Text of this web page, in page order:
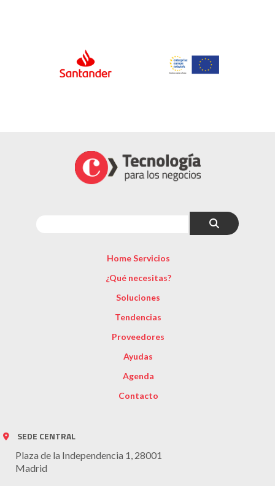
Home Servicios
¿Qué necesitas?
Soluciones
Tendencias
Proveedores
Ayudas
Agenda
Contacto
SEDE CENTRAL
Plaza de la Independencia 1, 28001
Madrid